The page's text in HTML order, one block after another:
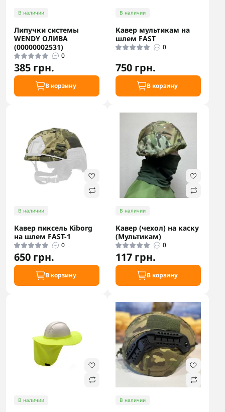
В наличии
Липучки системы
WENDY ОЛИВА
(00000002531)
0
385 грн.
В корзину
В наличии
Кавер мультикам на
шлем FAST
0
750 грн.
В корзину
В наличии
Кавер пиксель Kiborg
на шлем FAST-1
0
650 грн.
В корзину
В наличии
Кавер (чехол) на каску
(Мультикам)
0
117 грн.
В корзину
В наличии В наличии